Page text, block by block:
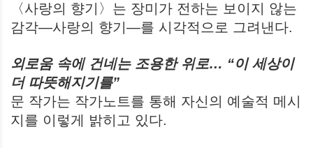
〈사랑의 향기〉는 장미가 전하는 보이지 않는
감각—사랑의 향기—를 시각적으로 그려낸다.
외로움 속에 건네는 조용한 위로… “이 세상이
더 따뜻해지기를”
문 작가는 작가노트를 통해 자신의 예술적 메시
지를 이렇게 밝히고 있다.